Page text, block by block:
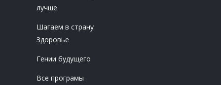
лучше
Шагаем в страну
Здоровье
Гении будущего
Все програмы